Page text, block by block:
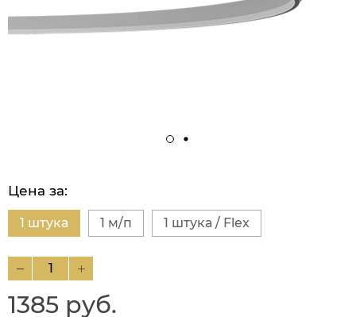
Цена за:
1 штука 1 м/п 1 штука / Flex
1385 руб.